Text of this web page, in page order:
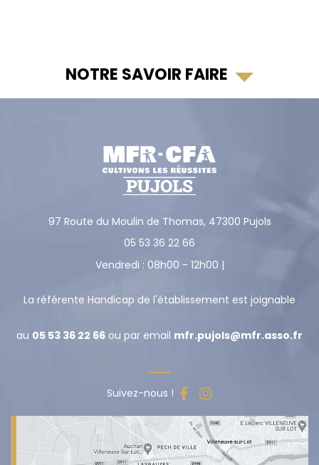
NOTRE SAVOIR FAIRE
97 Route du Moulin de Thomas, 47300 Pujols
05 53 36 22 66
Vendredi : 08h00 - 12h00 |
La référente Handicap de l'établissement est joignable
au 05 53 36 22 66 ou par email mfr.pujols@mfr.asso.fr
Suivez-nous !